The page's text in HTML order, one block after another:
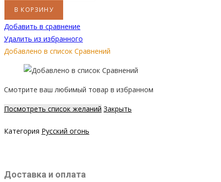
товара
Биокамин
"Русский
огонь"
Честер
правый
В КОРЗИНУ
Добавить в сравнение
Удалить из избранного
Добавлено в список Сравнений
Смотрите ваш любимый товар в избранном
Посмотреть список желаний Закрыть
Категория Русский огонь
Доставка и оплата